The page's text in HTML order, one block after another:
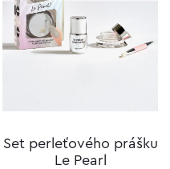
Set perleťového prášku
Le Pearl